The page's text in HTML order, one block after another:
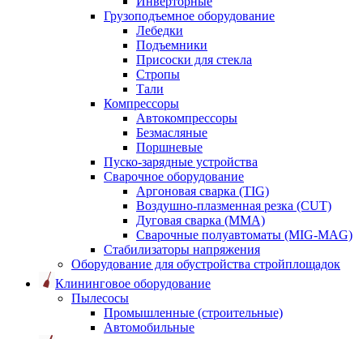
Грузоподъемное оборудование
Лебедки
Подъемники
Присоски для стекла
Стропы
Тали
Компрессоры
Автокомпрессоры
Безмасляные
Поршневые
Пуско-зарядные устройства
Сварочное оборудование
Аргоновая сварка (TIG)
Воздушно-плазменная резка (CUT)
Дуговая сварка (ММА)
Сварочные полуавтоматы (MIG-MAG)
Стабилизаторы напряжения
Оборудование для обустройства стройплощадок
Клининговое оборудование
Пылесосы
Промышленные (строительные)
Автомобильные